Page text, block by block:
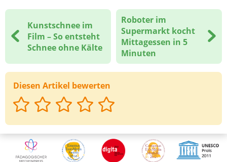
Kunstschnee im
Film – So entsteht
Schnee ohne Kälte
Roboter im
Supermarkt kocht
Mittagessen in 5
Minuten
Diesen Artikel bewerten
Deine Nachricht